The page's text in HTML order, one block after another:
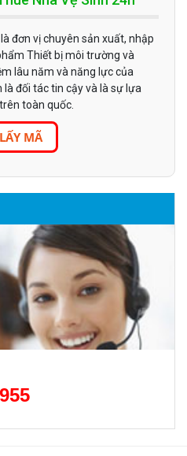
là đơn vị chuyên sản xuất, nhập
Thiết bị môi trường và
lâu năm và năng lực của
đối tác tin cậy và là sự lựa
toàn quốc.
LẤY MÃ